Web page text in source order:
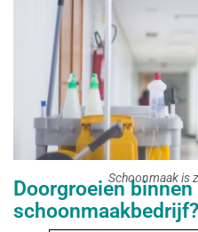
Schoonmaak is
Doorgroeien binnen
schoonmaakbedrijf?